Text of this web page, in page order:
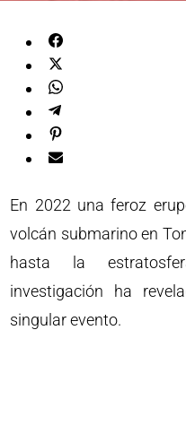
En 2022 una feroz
volcán submarino en
hasta la
investigación ha
singular evento.